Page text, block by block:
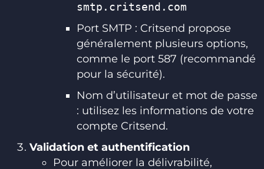
smtp.critsend.com
Port SMTP : Critsend propose
généralement plusieurs options,
comme le port 587 (recommandé
pour la sécurité).
Nom d’utilisateur et mot de passe
: utilisez les informations de votre
compte Critsend.
Validation et authentification
Pour améliorer la délivrabilité,